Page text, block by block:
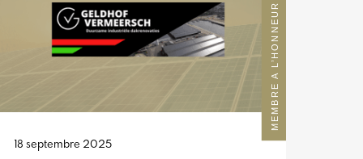
MEMBRE A L’HONNEUR
18 septembre 2025